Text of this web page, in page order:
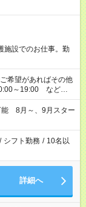
施設でのお仕事。勤
～19:00 など
残業はしたくない」
します！ ※Wワ
勤務時間と、もう1つ
える場合は応募でき
8月～、9月スター
/ シフト勤務 / 10名以
詳細へ